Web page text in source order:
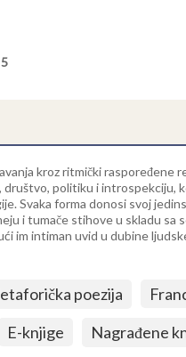
kroz ritmički raspoređene
društvo, politiku i introspekciju,
Svaka forma donosi svoj
i tumače stihove u skladu
im intiman uvid u dubine
poezija
E-knjige Nagrađene